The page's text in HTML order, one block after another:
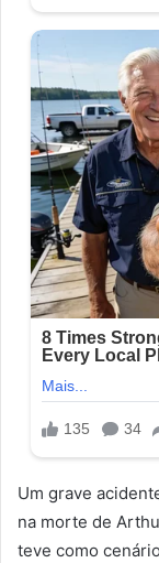
Um grave
na morte de
teve como